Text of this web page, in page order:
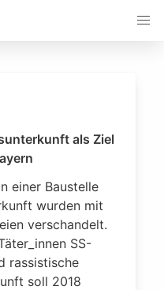
als Ziel
einer Baustelle
wurden mit
verschandelt.
SS-
rassistische
soll 2018